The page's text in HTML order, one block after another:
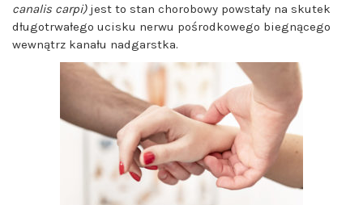
canalis carpi) jest to stan chorobowy powstały na skutek
długotrwałego ucisku nerwu pośrodkowego biegnącego
wewnątrz kanału nadgarstka.